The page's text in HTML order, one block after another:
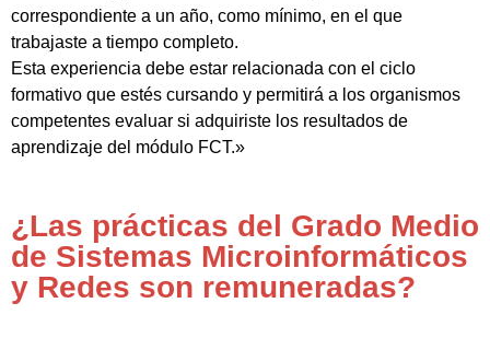
correspondiente a un año, como mínimo, en el que
trabajaste a tiempo completo.
Esta experiencia debe estar relacionada con el ciclo
formativo que estés cursando y permitirá a los organismos
competentes evaluar si adquiriste los resultados de
aprendizaje del módulo FCT.»
¿Las prácticas del Grado Medio
de Sistemas Microinformáticos
y Redes son remuneradas?